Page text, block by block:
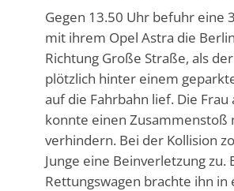
Gegen 13.50 Uhr befuhr eine
mit ihrem Opel Astra die
Richtung Große Straße, als
plötzlich hinter einem
auf die Fahrbahn lief. Die Frau
konnte einen Zusammenstoß
verhindern. Bei der Kollision
Junge eine Beinverletzung zu.
Rettungswagen brachte ihn in